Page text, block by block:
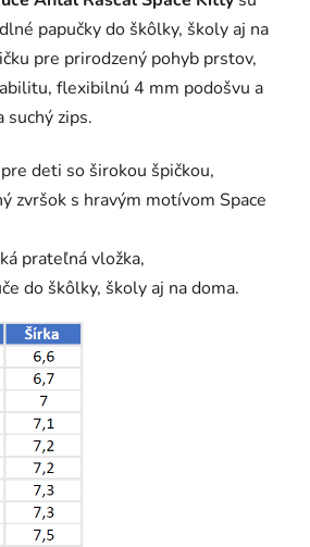
papučky do škôlky, školy aj na
pre prirodzený pohyb prstov,
flexibilnú 4 mm podošvu a
suchý zips.
deti so širokou špičkou,
zvršok s hravým motívom Space
prateľná vložka,
do škôlky, školy aj na doma.